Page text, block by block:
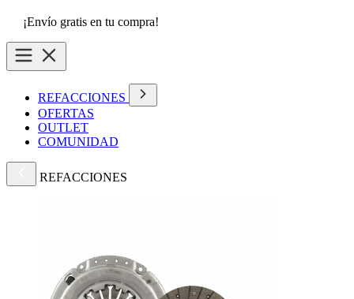
¡Envío gratis en tu compra!
REFACCIONES
OFERTAS
OUTLET
COMUNIDAD
REFACCIONES